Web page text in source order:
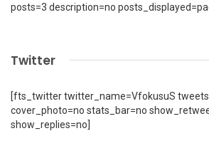
posts=3 description=no
Twitter
[fts_twitter twitter_name=VfokusuS
cover_photo=no stats_bar=no
show_replies=no]